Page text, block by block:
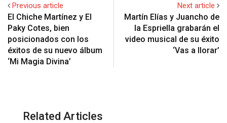
Previous article
El Chiche Martínez y El
Paky Cotes, bien
posicionados con los
éxitos de su nuevo álbum
‘Mi Magia Divina’
Next article
Martín Elías y Juancho de
la Espriella grabarán el
video musical de su éxito
‘Vas a llorar’
Related Articles